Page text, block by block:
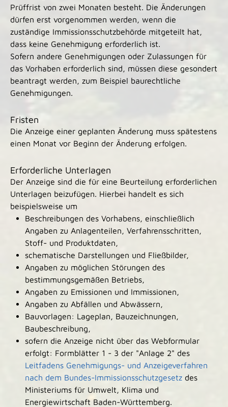
Prüffrist von zwei Monaten besteht. Die Änderungen
dürfen erst vorgenommen werden, wenn die
zuständige Immissionsschutzbehörde mitgeteilt hat,
dass keine Genehmigung erforderlich ist.
Sofern andere Genehmigungen oder Zulassungen für
das Vorhaben erforderlich sind, müssen diese gesondert
beantragt werden, zum Beispiel baurechtliche
Genehmigungen.
Fristen
Die Anzeige einer geplanten Änderung muss spätestens
einen Monat vor Beginn der Änderung erfolgen.
Erforderliche Unterlagen
Der Anzeige sind die für eine Beurteilung erforderlichen
Unterlagen beizufügen. Hierbei handelt es sich
beispielsweise um
Beschreibungen des Vorhabens, einschließlich
Angaben zu Anlagenteilen, Verfahrensschritten,
Stoff- und Produktdaten,
schematische Darstellungen und Fließbilder,
Angaben zu möglichen Störungen des
bestimmungsgemäßen Betriebs,
Angaben zu Emissionen und Immissionen,
Angaben zu Abfällen und Abwässern,
Bauvorlagen: Lageplan, Bauzeichnungen,
Baubeschreibung,
sofern die Anzeige nicht über das Webformular
erfolgt: Formblätter 1 - 3 der "Anlage 2" des
Leitfadens Genehmigungs- und Anzeigeverfahren
nach dem Bundes-Immissionsschutzgesetzdes
Ministeriums für Umwelt, Klima und
Energiewirtschaft Baden-Württemberg.